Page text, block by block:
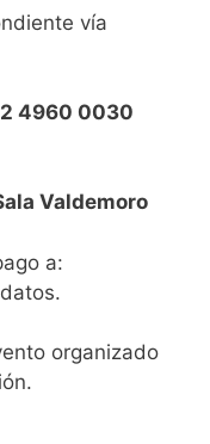
vía
4960 0030
Valdemoro
a:
organizado